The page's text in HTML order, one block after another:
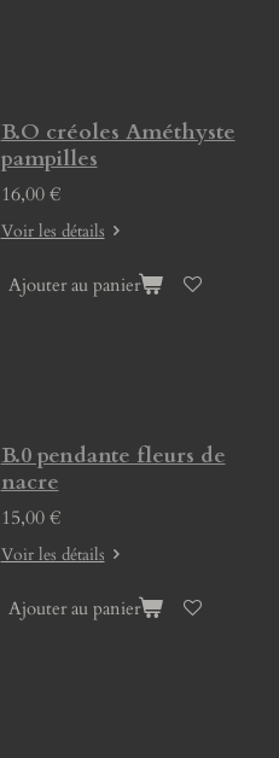
B.O créoles Améthyste
pampilles
16,00 €
Voir les détails
Ajouter au panier
B.0 pendante fleurs de
nacre
15,00 €
Voir les détails
Ajouter au panier